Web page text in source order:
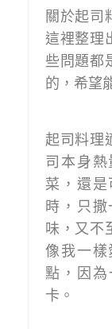
關於起司
這裡整理
些問題都
的，希望
起司料理
司本身
菜，還
時，只
味，又不
像我一樣
點，因
卡。